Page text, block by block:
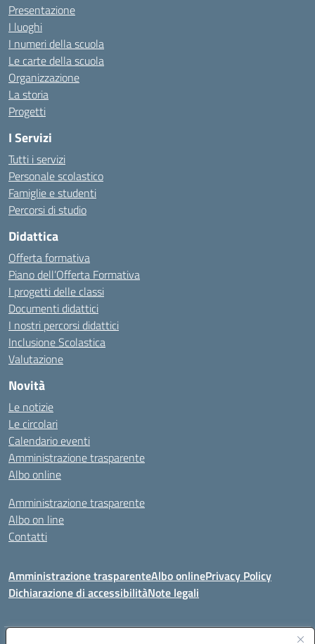
Presentazione
I luoghi
I numeri della scuola
Le carte della scuola
Organizzazione
La storia
Progetti
I Servizi
Tutti i servizi
Personale scolastico
Famiglie e studenti
Percorsi di studio
Didattica
Offerta formativa
Piano dell’Offerta Formativa
I progetti delle classi
Documenti didattici
I nostri percorsi didattici
Inclusione Scolastica
Valutazione
Novità
Le notizie
Le circolari
Calendario eventi
Amministrazione trasparente
Albo online
Amministrazione trasparente
Albo on line
Contatti
Amministrazione trasparenteAlbo onlinePrivacy Policy
Dichiarazione di accessibilitàNote legali